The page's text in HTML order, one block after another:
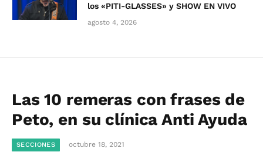
los «PITI-GLASSES» y SHOW EN VIVO
agosto 4, 2026
Las 10 remeras con frases de
Peto, en su clínica Anti Ayuda
SECCIONES octubre 18, 2021